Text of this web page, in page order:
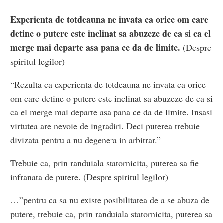
epoca a pacii și a sustinut mitul bunului sălbatic, pur,
fata de omul civilizat si pervertit.
Prima epocă a omenirii a fost un paradis pământesc, un
epocă care a urmat i-a adus necazuri și suferințe din ce
în ce mai mari omului. În această Epocă de Aur, omul
trăia într-o stare de inocență primară, în armonie cu
semenii săi și cu animalele. Era lipsit de unelte sau
mijloace de a cultiva pământul, iar nevoile sale simple
erau asigurate de natură. Se hrănea cu fructe de pădure,
ghindă și mierea care picura din stejar.
Rousseau a descris modul în care această stare naturală
idilica a fost distrusa de proprietatea privata. Intr-o zi,
Experienta de totdeauna ne invata ca orice om care
detine o putere este inclinat sa abuzeze de ea si ca el
merge mai departe asa pana ce da de limite. (Despre
spiritul legilor)
“Rezulta ca experienta de totdeauna ne invata ca orice
om care detine o putere este inclinat sa abuzeze de ea si
ca el merge mai departe asa pana ce da de limite. Insasi
virtutea are nevoie de ingradiri. Deci puterea trebuie
divizata pentru a nu degenera in arbitrar.”
Trebuie ca, prin randuiala statornicita, puterea sa fie
infranata de putere. (Despre spiritul legilor)
…”pentru ca sa nu existe posibilitatea de a se abuza de
putere, trebuie ca, prin randuiala statornicita, puterea sa